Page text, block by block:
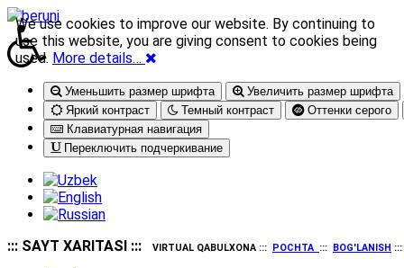
Уменьшить размер шрифта
Увеличить размер шрифта
Яркий контраст
Темный контраст
Оттенки серого
Клавиатурная навигация
Переключить подчеркивание
::: SAYT XARITASI ::: VIRTUAL QABULXONA ::: POCHTA ::: BOG'LANISH
We use cookies to improve our website. By continuing to
use this website, you are giving consent to cookies being
used. More details…